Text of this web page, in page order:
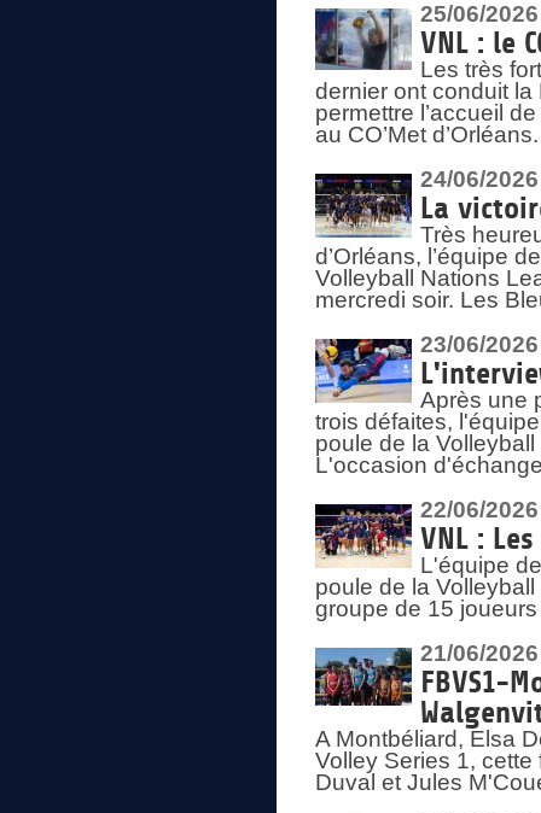
25/06/2026
VNL : le
Les très
dernier ont conduit
permettre l’accueil
au CO’Met d’Orléans.
24/06/2026
La
Très
d’Orléans, l’équipe
Volleyball Nations
mercredi soir. Les
23/06/2026
Après une
trois défaites,
poule de la
L'occasion
22/06/2026
VNL :
L'équipe
poule de la
groupe de 15
21/06/2026
FBVS1-
A Montbéliard, Elsa
Volley Series 1,
Duval et Jules